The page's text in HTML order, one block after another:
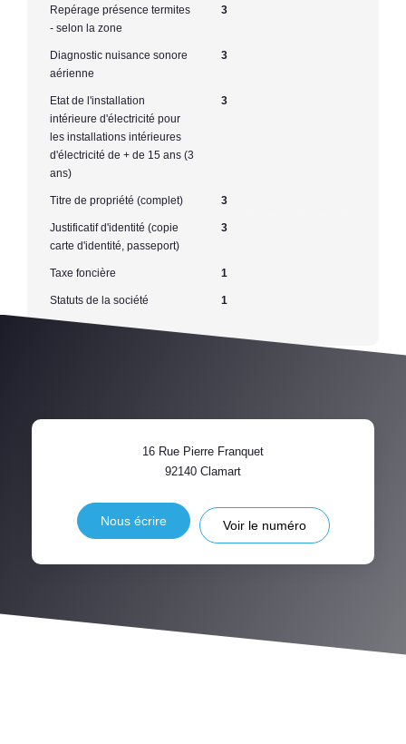
Repérage présence termites
- selon la zone
3
Diagnostic nuisance sonore
aérienne
3
Etat de l'installation
intérieure d'électricité pour
les installations intérieures
d'électricité de + de 15 ans (3
ans)
3
Titre de propriété (complet) 3
Justificatif d'identité (copie
carte d'identité, passeport)
3
Taxe foncière 1
Statuts de la société 1
16 Rue Pierre Franquet
92140 Clamart
Nous écrire Voir le numéro